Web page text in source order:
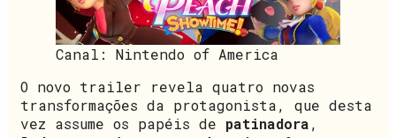
Canal: Nintendo of America
O novo trailer revela quatro novas
transformações da protagonista, que desta
vez assume os papéis de patinadora,